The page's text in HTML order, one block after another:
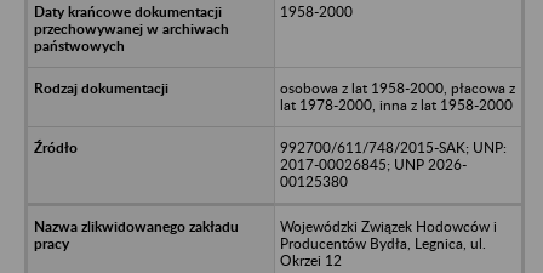
1958-2000
osobowa z lat 1958-2000, płacowa z
lat 1978-2000, inna z lat 1958-2000
992700/611/748/2015-SAK; UNP:
2017-00026845; UNP 2026-
00125380
Wojewódzki Związek Hodowców i
Producentów Bydła, Legnica, ul.
Okrzei 12